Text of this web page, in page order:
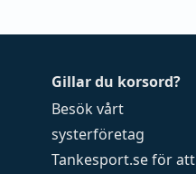
Gillar du korsord?
Besök vårt
systerföretag
Tankesport.seför att